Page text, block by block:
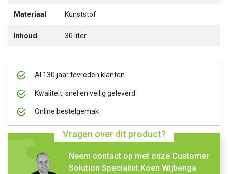
Al 130 jaar tevreden klanten
Kwaliteit, snel en veilig geleverd
Online bestelgemak
Vragen over dit product?
Neem contact op met onze Customer
Solution Specialist Koen Wijbenga
Materiaal Kunststof
Inhoud 30 liter